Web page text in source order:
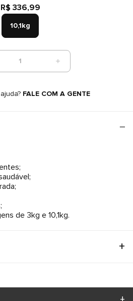
R$ 336,99
10,1kg
1
FALE COM A GENTE
de 3kg e 10,1kg.